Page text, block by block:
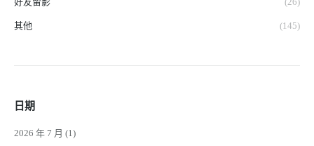
其他 (145)
日期
2026 年 7 月 (1)